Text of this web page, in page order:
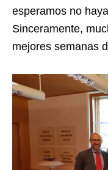
esperamos no
Sinceramente,
mejores semanas